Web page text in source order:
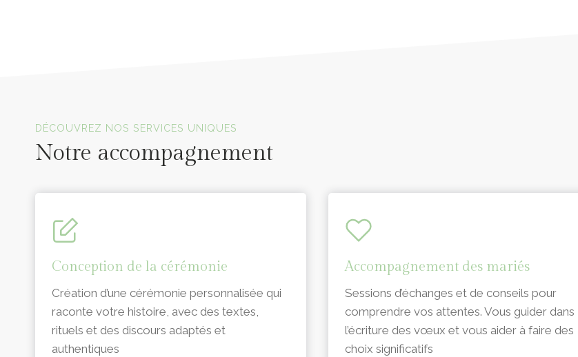
DÉCOUVREZ NOS SERVICES UNIQUES
Notre accompagnement
Conception de la cérémonie
Création d’une cérémonie personnalisée qui
raconte votre histoire, avec des textes,
rituels et des discours adaptés et
authentiques
Accompagnement des mariés
Sessions d’échanges et de conseils pour
comprendre vos attentes. Vous guider dans
l’écriture des vœux et vous aider à faire des
choix significatifs